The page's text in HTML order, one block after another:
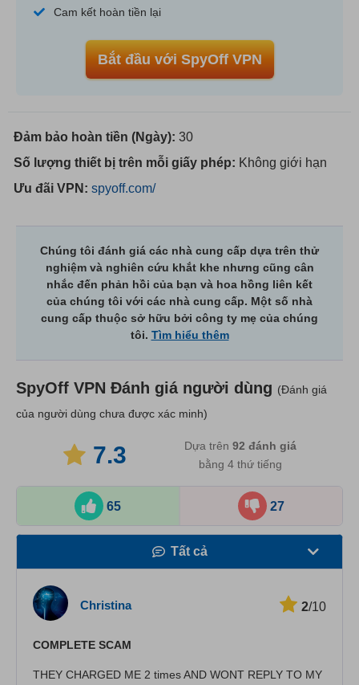
Cam kết hoàn tiền lại
Bắt đầu với SpyOff VPN
Đảm bảo hoàn tiền (Ngày): 30
Số lượng thiết bị trên mỗi giấy phép: Không giới hạn
Ưu đãi VPN: spyoff.com/
Chúng tôi đánh giá các nhà cung cấp dựa trên thử
nghiệm và nghiên cứu khắt khe nhưng cũng cân
nhắc đến phản hồi của bạn và hoa hồng liên kết
của chúng tôi với các nhà cung cấp. Một số nhà
cung cấp thuộc sở hữu bởi công ty mẹ của chúng
tôi. Tìm hiểu thêm
SpyOff VPN Đánh giá người dùng (Đánh giá
của người dùng chưa được xác minh)
7.3 Dựa trên92 đánh giá
bằng 4 thứ tiếng
65 27
Tất cả
Christina 2/10
COMPLETE SCAM
THEY CHARGED ME 2 times AND WONT REPLY TO MY